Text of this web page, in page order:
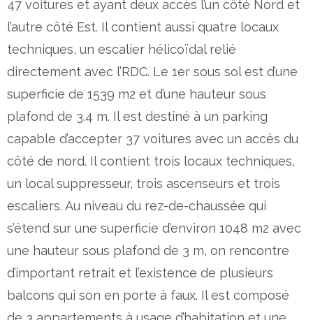
47 voitures et ayant deux accès l’un côté Nord et
l’autre côté Est. Il contient aussi quatre locaux
techniques, un escalier hélicoïdal relié
directement avec l’RDC. Le 1er sous sol est d’une
superficie de 1539 m2 et d’une hauteur sous
plafond de 3.4 m. Il est destiné à un parking
capable d’accepter 37 voitures avec un accès du
côté de nord. Il contient trois locaux techniques,
un local suppresseur, trois ascenseurs et trois
escaliers. Au niveau du rez-de-chaussée qui
s’étend sur une superficie d’environ 1048 m2 avec
une hauteur sous plafond de 3 m, on rencontre
d’important retrait et l’existence de plusieurs
balcons qui son en porte à faux. Il est composé